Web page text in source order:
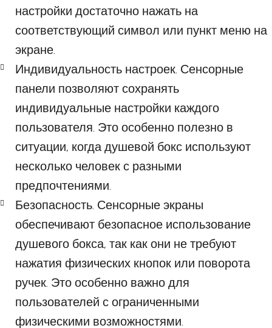
настройки достаточно нажать на
соответствующий символ или пункт меню на
экране.
Индивидуальность настроек. Сенсорные
панели позволяют сохранять
индивидуальные настройки каждого
пользователя. Это особенно полезно в
ситуации, когда душевой бокс используют
несколько человек с разными
предпочтениями.
Безопасность. Сенсорные экраны
обеспечивают безопасное использование
душевого бокса, так как они не требуют
нажатия физических кнопок или поворота
ручек. Это особенно важно для
пользователей с ограниченными
физическими возможностями.